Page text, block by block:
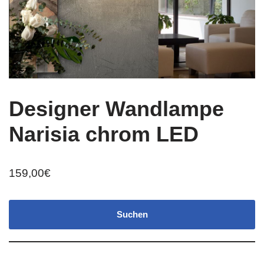
Designer Wandlampe
Narisia chrom LED
159,00€
Suchen